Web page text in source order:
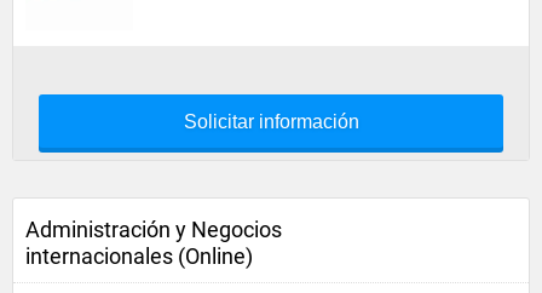
Solicitar información
Administración y Negocios
internacionales (Online)